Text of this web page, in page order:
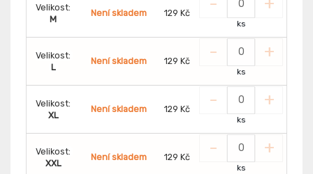
Velikost:
M
Není skladem 129 Kč
ks
Velikost:
L
Není skladem 129 Kč - +
ks
Velikost:
XL
Není skladem 129 Kč - +
ks
Velikost:
XXL
Není skladem 129 Kč - +
ks